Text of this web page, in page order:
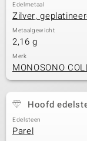
Edelmetaal
Zilver,
Metaalgewicht
2,16 g
Merk
MONOSONO
Hoofd
Edelsteen
Parel